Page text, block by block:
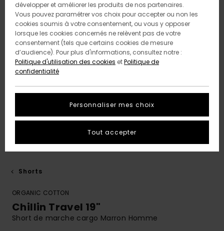
Shorts
ORGANIC COTTON
Chillin Travel 19"
Short de marche cargo Marron Homme
développer et améliorer les produits de nos partenaires.
Vous pouvez paramétrer vos choix pour accepter ou non les
cookies soumis à votre consentement, ou vous y opposer
lorsque les cookies concernés ne relèvent pas de votre
consentement (tels que certains cookies de mesure
d’audience). Pour plus d'informations, consultez notre :
Politique d'utilisation des cookies etPolitique de
confidentialité
Personnaliser mes choix
Tout accepter